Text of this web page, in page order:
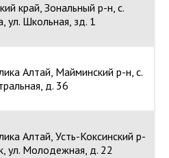
край, Зональный р-н, с.
ул. Школьная, зд. 1
Алтай, Майминский р-н, с.
д. 36
Алтай, Усть-Коксинский р-
ул. Молодежная, д. 22